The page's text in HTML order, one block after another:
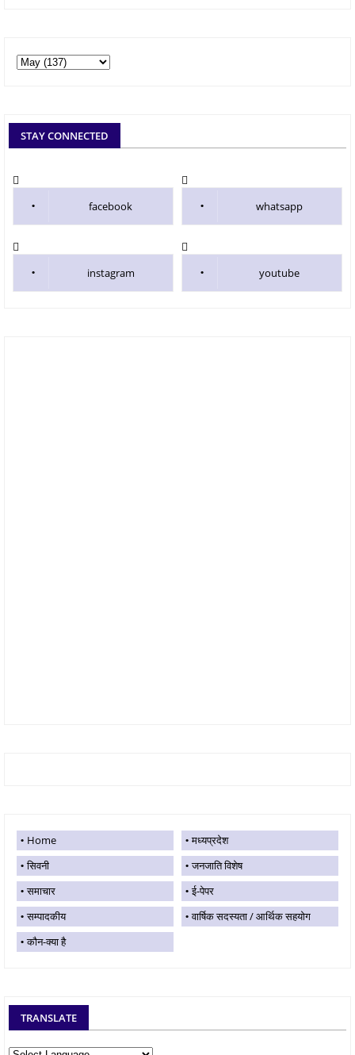
STAY CONNECTED
facebook whatsapp
instagram youtube
Home
मध्यप्रदेश
सिवनी
जनजाति विशेष
समाचार
ई-पेपर
सम्पादकीय
वार्षिक सदस्यता / आर्थिक सहयोग
कौन-क्या है
TRANSLATE